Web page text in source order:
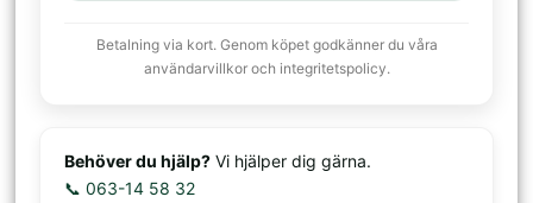
Betalning via kort. Genom köpet godkänner du våra
användarvillkor och integritetspolicy.
Behöver du hjälp? Vi hjälper dig gärna.
📞 063-14 58 32